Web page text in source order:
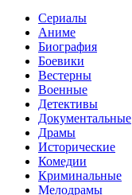
Сериалы
Аниме
Биография
Боевики
Вестерны
Военные
Детективы
Документальные
Драмы
Исторические
Комедии
Криминальные
Мелодрамы